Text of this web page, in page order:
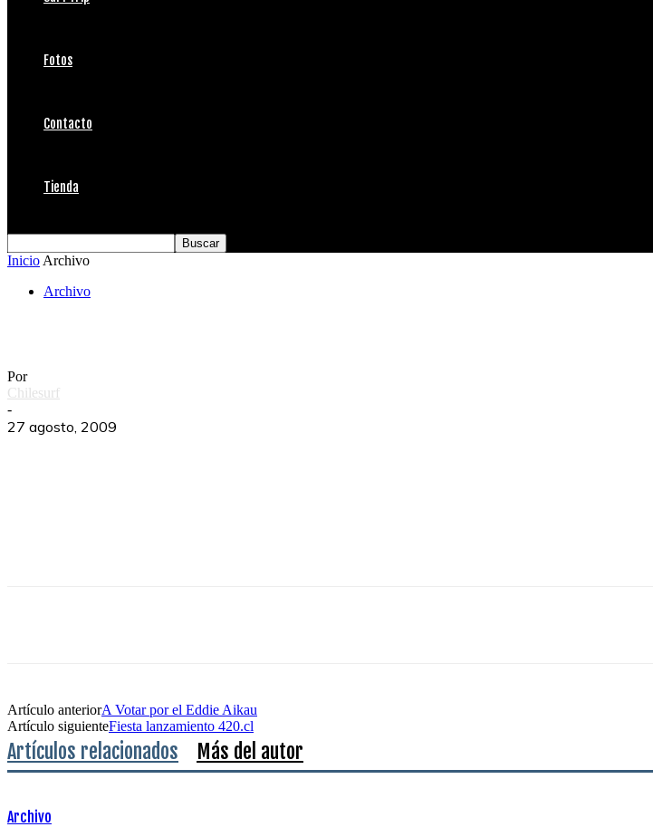
Fotos
Contacto
Tienda
Inicio Archivo
Archivo
Por
Chilesurf
-
27 agosto, 2009
Artículo anteriorA Votar por el Eddie Aikau
Artículo siguienteFiesta lanzamiento 420.cl
Artículos relacionados Más del autor
Archivo